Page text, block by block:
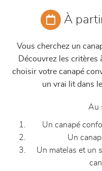
À
Vous cherchez un
Découvrez les
choisir votre canapé
un vrai lit dans le
Au
Un canapé
Un
Un matelas et un